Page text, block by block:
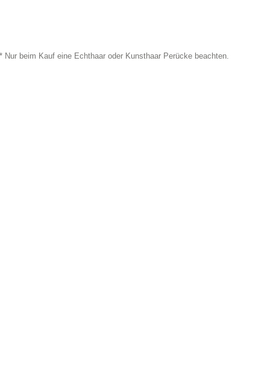
* Nur beim Kauf eine Echthaar oder Kunsthaar Perücke beachten.